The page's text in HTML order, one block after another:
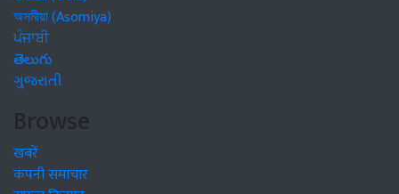
অসমীয়া (Asomiya)
ਪੰਜਾਬੀ
తెలుగు
ગુજરાતી
Browse
खबरें
कंपनी समाचार